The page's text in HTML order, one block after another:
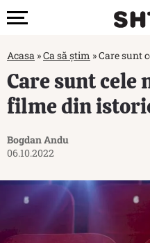
Acasa »Ca să știm »Care sunt
Care sunt cele
filme din
Bogdan Andu
06.10.2022